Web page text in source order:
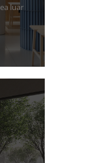
luar